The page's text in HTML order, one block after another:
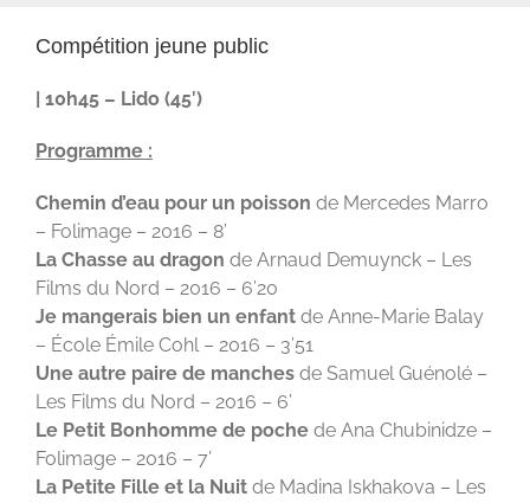
Compétition jeune public
| 10h45 – Lido (45′)
Programme :
Chemin d’eau pour un poisson de Mercedes Marro
– Folimage – 2016 – 8’
La Chasse au dragon de Arnaud Demuynck – Les
Films du Nord – 2016 – 6’20
Je mangerais bien un enfant de Anne-Marie Balay
– École Émile Cohl – 2016 – 3’51
Une autre paire de manches de Samuel Guénolé –
Les Films du Nord – 2016 – 6’
Le Petit Bonhomme de poche de Ana Chubinidze –
Folimage – 2016 – 7’
La Petite Fille et la Nuit de Madina Iskhakova – Les